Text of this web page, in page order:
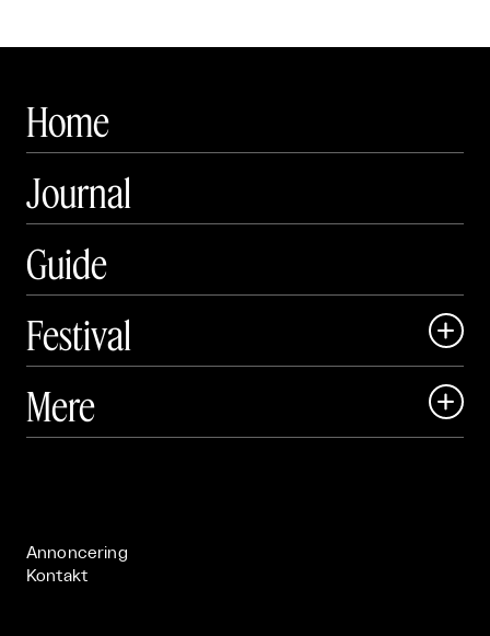
Home
Journal
Guide
Festival

 Art Matter Festival
Mere 
Annoncering
Kontakt